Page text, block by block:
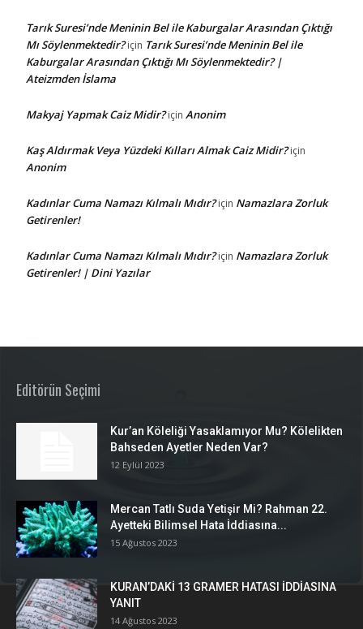
Tarık Suresi’nde Meninin Bel ile Kaburgalar Arasından Çıktığı
Mı Söylenmektedir?için Tarık Suresi’nde Meninin Bel ile
Kaburgalar Arasından Çıktığı Mı Söylenmektedir? |
Ateizmden İslama
Makyaj Yapmak Caiz Midir?için Anonim
Kaş Aldırmak Veya Yüzdeki Kılları Almak Caiz Midir?için
Anonim
Kadınlar Cuma Namazı Kılmalı Mıdır?için Namazlara Zorluk
Getirenler!
Kadınlar Cuma Namazı Kılmalı Mıdır?için Namazlara Zorluk
Getirenler! | Dini Yazılar
Editörün Seçimi
Kur’an Köleliği Yasaklamıyor Mu? Kölelikten
Bahseden Ayetler Neden Var?
12 Eylül 2023
Mercan Tatlı Suda Yetişir Mi? Rahman 22.
Ayetteki Bilimsel Hata İddiasına...
15 Ağustos 2023
KURAN’DAKİ 13 GRAMER HATASI İDDİASINA
YANIT
14 Ağustos 2023